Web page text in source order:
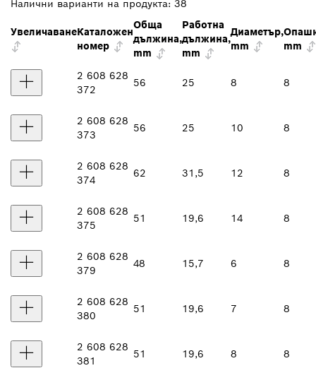
Налични варианти на продукта: 38
УвеличаванеКаталожен
номер
Обща
дължина,
mm
Работна
дължина,
mm
Диаметър,
mm
mm
2 608 628
372
56 25 8 8
2 608 628
373
56 25 10 8
2 608 628
374
62 31,5 12 8
2 608 628
375
51 19,6 14 8
2 608 628
379
48 15,7 6 8
2 608 628
380
51 19,6 7 8
2 608 628
381
51 19,6 8 8